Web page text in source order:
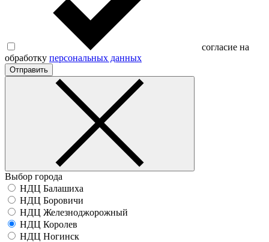
согласие на
обработку персональных данных
Отправить
Выбор города
НДЦ Балашиха
НДЦ Боровичи
НДЦ Железноджорожный
НДЦ Королев
НДЦ Ногинск